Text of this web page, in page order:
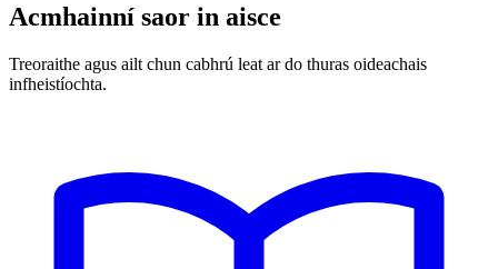
Acmhainní saor in aisce
Treoraithe agus ailt chun cabhrú leat ar do thuras oideachais
infheistíochta.